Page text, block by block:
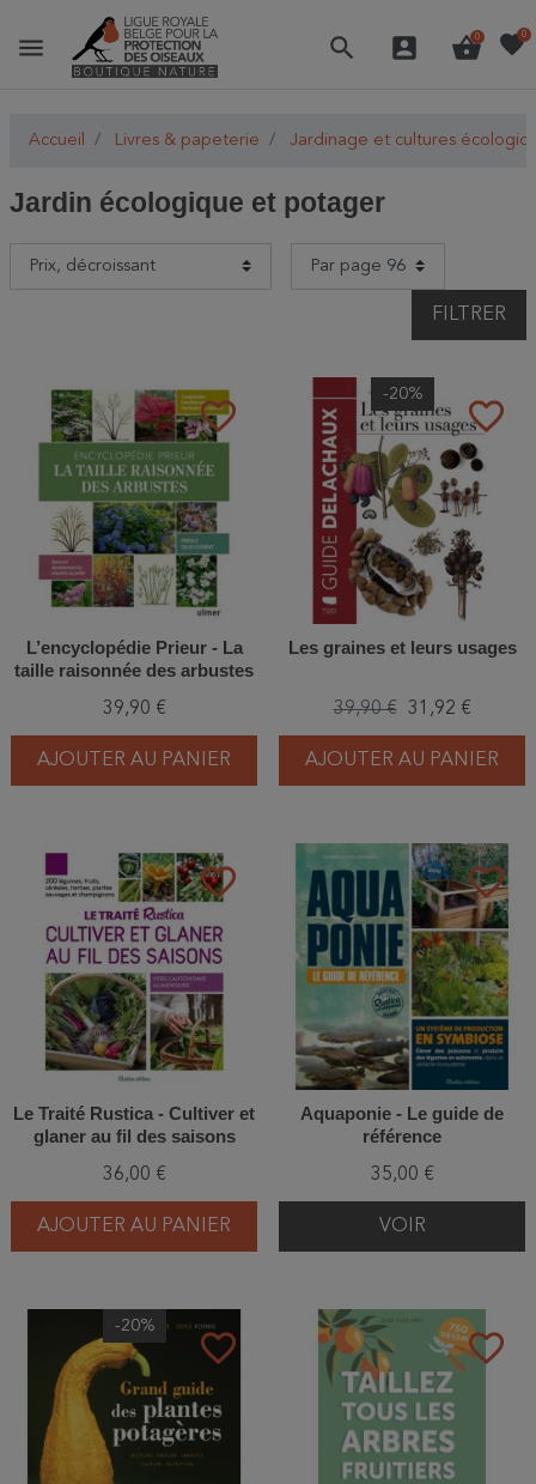
menu search account_box shopping_basket
0 favorite0
Accueil Livres & papeterie Jardinage et cultures
Jardin écologique et potager
FILTRER
favorite_border
L’encyclopédie Prieur - La
taille raisonnée des arbustes
39,90 €
AJOUTER AU PANIER
favorite_border
-20%
Les graines et leurs usages
39,90 € 31,92 €
AJOUTER AU PANIER
favorite_border
Le Traité Rustica - Cultiver et
glaner au fil des saisons
36,00 €
AJOUTER AU PANIER
favorite_border
Aquaponie - Le guide de
référence
35,00 €
VOIR
favorite_border
-20%
favorite_border